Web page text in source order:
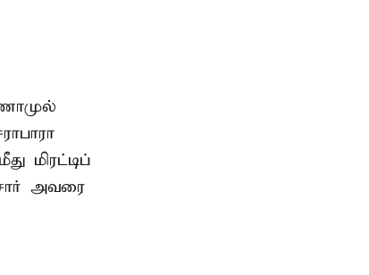
மிரட்டிப்
அவரை